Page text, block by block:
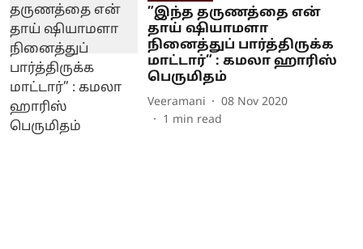
”இந்த தருணத்தை என்
தாய் ஷியாமளா
நினைத்துப் பார்த்திருக்க
மாட்டார்” : கமலா ஹாரிஸ்
பெருமிதம்
Veeramani
08 Nov 2020
1 min read